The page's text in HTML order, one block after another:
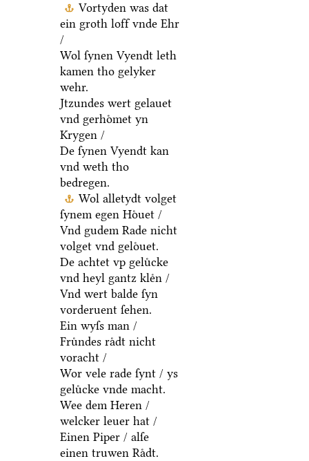
Vortyden was dat
ein groth loff vnde Ehr
/
Wol ſynen Vyendt leth
kamen tho gelyker
wehr.
Jtzundes wert gelauet
vnd gerhoͤmet yn
Krygen /
De ſynen Vyendt kan
vnd weth tho
bedregen.
Wol alletydt volget
ſynem egen Hoͤuet /
Vnd gudem Rade nicht
volget vnd geloͤuet.
De achtet vp geluͤcke
vnd heyl gantz kleͤn /
Vnd wert balde ſyn
vorderuent ſehen.
Ein wyſs man /
Fruͤndes raͤdt nicht
voracht /
Wor vele rade ſynt / ys
geluͤcke vnde macht.
Wee dem Heren /
welcker leuer hat /
Einen Piper / alſe
einen truwen Raͤdt.